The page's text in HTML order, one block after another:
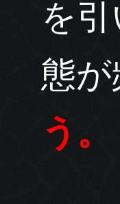
を
態
う。